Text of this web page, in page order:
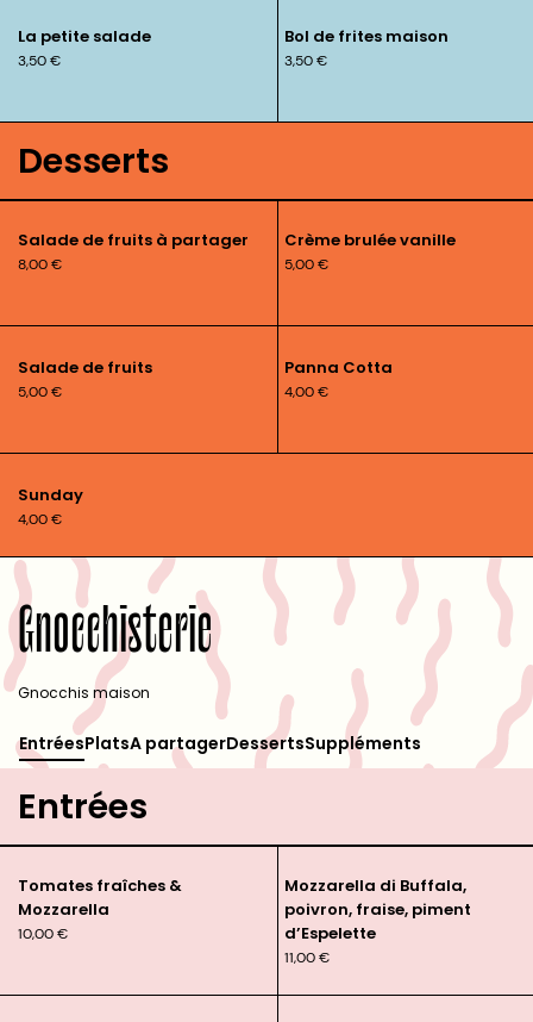
La petite salade
3,50€
Bol de frites maison
3,50€
Desserts
Salade de fruits à partager
8,00€
Crème brulée vanille
5,00€
Salade de fruits
5,00€
Panna Cotta
4,00€
Sunday
4,00€
Gnocchisterie
Gnocchis maison
EntréesPlatsA partagerDessertsSuppléments
Entrées
Tomates fraîches &
Mozzarella
10,00€
Mozzarella di Buffala,
poivron, fraise, piment
d’Espelette
11,00€